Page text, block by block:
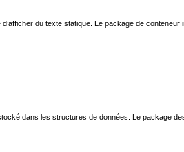
du texte statique. Le package de
dans les structures de données. Le package